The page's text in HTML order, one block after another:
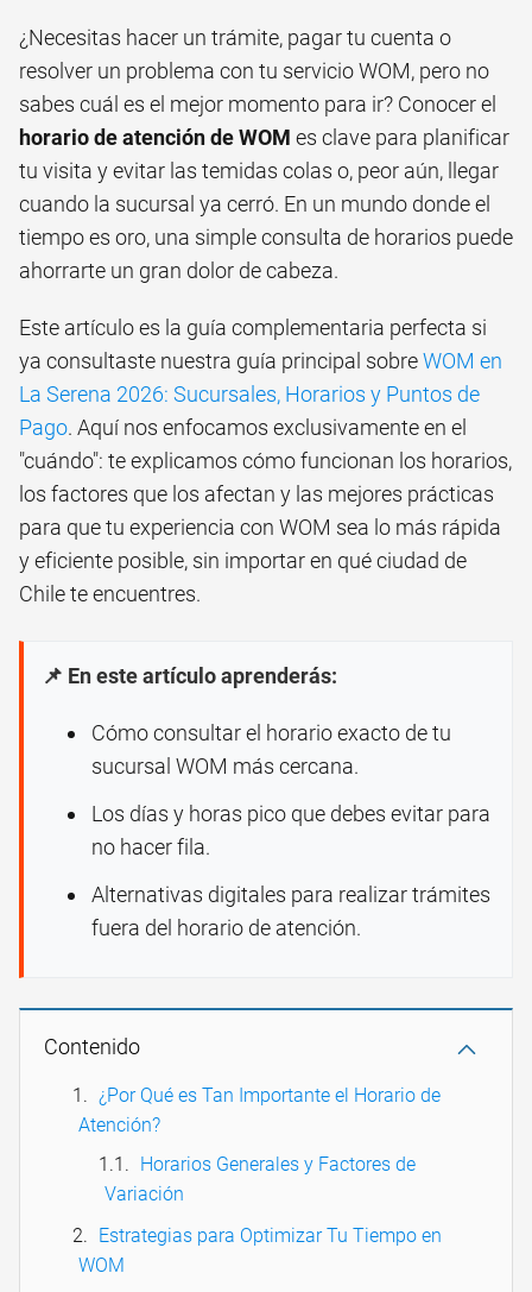
¿Necesitas hacer un trámite, pagar tu cuenta o
resolver un problema con tu servicio WOM, pero no
sabes cuál es el mejor momento para ir? Conocer el
horario de atención de WOM es clave para planificar
tu visita y evitar las temidas colas o, peor aún, llegar
cuando la sucursal ya cerró. En un mundo donde el
tiempo es oro, una simple consulta de horarios puede
ahorrarte un gran dolor de cabeza.
Este artículo es la guía complementaria perfecta si
ya consultaste nuestra guía principal sobreWOM en
La Serena 2026: Sucursales, Horarios y Puntos de
Pago. Aquí nos enfocamos exclusivamente en el
"cuándo": te explicamos cómo funcionan los horarios,
los factores que los afectan y las mejores prácticas
para que tu experiencia con WOM sea lo más rápida
y eficiente posible, sin importar en qué ciudad de
Chile te encuentres.
📌 En este artículo aprenderás:
Cómo consultar el horario exacto de tu
sucursal WOM más cercana.
Los días y horas pico que debes evitar para
no hacer fila.
Alternativas digitales para realizar trámites
fuera del horario de atención.
Contenido
¿Por Qué es Tan Importante el Horario de
Atención?
Horarios Generales y Factores de
Variación
Estrategias para Optimizar Tu Tiempo en
WOM